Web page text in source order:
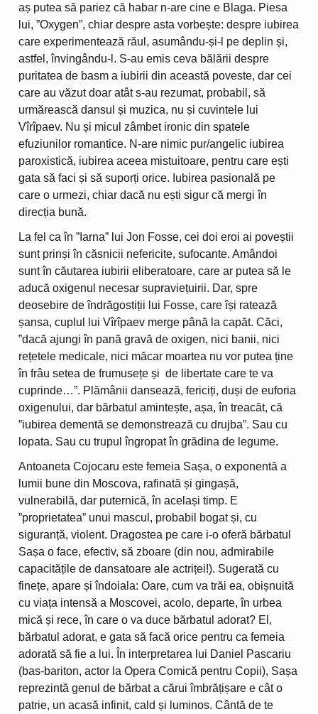
aș putea să pariez că habar n-are cine e Blaga. Piesa
lui, ”Oxygen”, chiar despre asta vorbește: despre iubirea
care experimentează răul, asumându-și-l pe deplin și,
astfel, învingându-l. S-au emis ceva bălării despre
puritatea de basm a iubirii din această poveste, dar cei
care au văzut doar atât s-au rezumat, probabil, să
urmărească dansul și muzica, nu și cuvintele lui
Vîrîpaev. Nu și micul zâmbet ironic din spatele
efuziunilor romantice. N-are nimic pur/angelic iubirea
paroxistică, iubirea aceea mistuitoare, pentru care ești
gata să faci și să suporți orice. Iubirea pasională pe
care o urmezi, chiar dacă nu ești sigur că mergi în
direcția bună.
La fel ca în ”Iarna” lui Jon Fosse, cei doi eroi ai poveștii
sunt prinși în căsnicii nefericite, sufocante. Amândoi
sunt în căutarea iubirii eliberatoare, care ar putea să le
aducă oxigenul necesar supraviețuirii. Dar, spre
deosebire de îndrăgostiții lui Fosse, care își ratează
șansa, cuplul lui Vîrîpaev merge până la capăt. Căci,
”dacă ajungi în pană gravă de oxigen, nici banii, nici
rețetele medicale, nici măcar moartea nu vor putea ține
în frâu setea de frumusețe și de libertate care te va
cuprinde…”. Plămânii dansează, fericiți, duși de euforia
oxigenului, dar bărbatul amintește, așa, în treacăt, că
”iubirea dementă se demonstrează cu drujba”. Sau cu
lopata. Sau cu trupul îngropat în grădina de legume.
Antoaneta Cojocaru este femeia Sașa, o exponentă a
lumii bune din Moscova, rafinată și gingașă,
vulnerabilă, dar puternică, în același timp. E
”proprietatea” unui mascul, probabil bogat și, cu
siguranță, violent. Dragostea pe care i-o oferă bărbatul
Sașa o face, efectiv, să zboare (din nou, admirabile
capacitățile de dansatoare ale actriței!). Sugerată cu
finețe, apare și îndoiala: Oare, cum va trăi ea, obișnuită
cu viața intensă a Moscovei, acolo, departe, în urbea
mică și rece, în care o va duce bărbatul adorat? El,
bărbatul adorat, e gata să facă orice pentru ca femeia
adorată să fie a lui. În interpretarea lui Daniel Pascariu
(bas-bariton, actor la Opera Comică pentru Copii), Sașa
reprezintă genul de bărbat a cărui îmbrățișare e cât o
patrie, un acasă infinit, cald și luminos. Cântă de te